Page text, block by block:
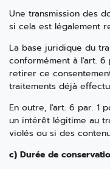
Une transmission des
si cela est légalement
La base juridique du
conformément à l'art. 6
retirer ce
traitements déjà
En outre, l'art. 6 par. 1
un intérêt légitime au
violés ou si des
c) Durée de